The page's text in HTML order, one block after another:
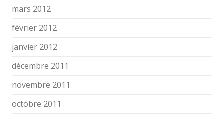
mars 2012
février 2012
janvier 2012
décembre 2011
novembre 2011
octobre 2011